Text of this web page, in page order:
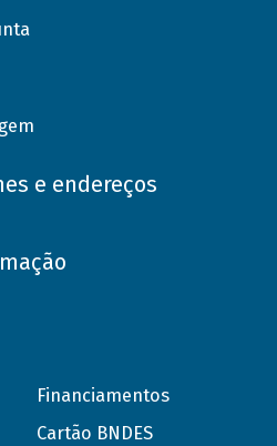
e endereços
Financiamentos
Cartão BNDES